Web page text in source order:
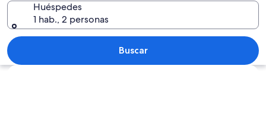
Huéspedes
1 hab., 2 personas
Buscar
Ver mapa